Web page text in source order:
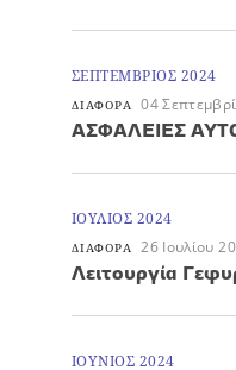
ΣΕΠΤΕΜΒΡΙΟΣ 2024
ΔΙΑΦΟΡΑ 04
ΑΣΦΑΛΕΙΕΣ
ΙΟΥΛΙΟΣ 2024
ΔΙΑΦΟΡΑ 26 Ιουλίου
Λειτουργία
ΙΟΥΝΙΟΣ 2024